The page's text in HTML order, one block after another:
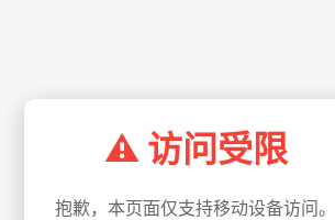
⚠️ 访问受限
抱歉，本页面仅支持移动设备访问。